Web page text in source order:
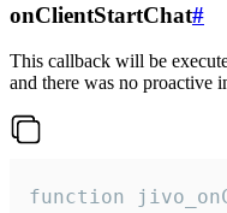
onClientStartChat#
This callback will be
and there was no proactive
function